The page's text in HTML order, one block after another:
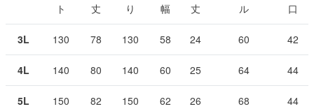
ト
丈
り
幅
丈
ル
口
3L 130 78 130 58 24 60 42
4L 140 80 140 60 25 64 44
5L 150 82 150 62 26 68 44